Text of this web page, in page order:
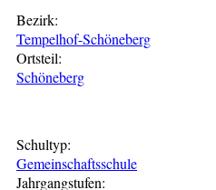
Bezirk:
Tempelhof-Schöneberg
Ortsteil:
Schöneberg
Schultyp:
Gemeinschaftsschule
Jahrgangstufen: